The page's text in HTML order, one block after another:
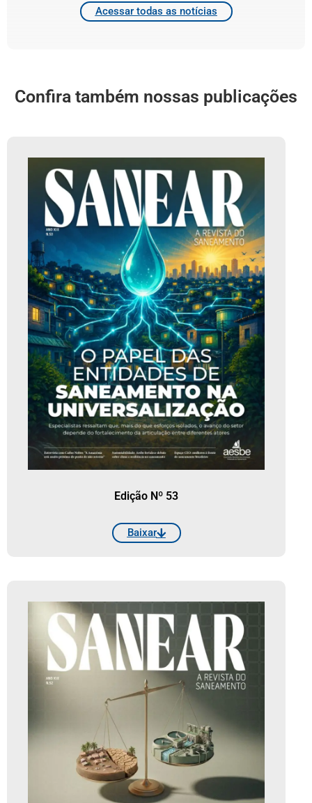
Acessar todas as notícias
Confira também nossas publicações
Edição Nº 53
Baixar